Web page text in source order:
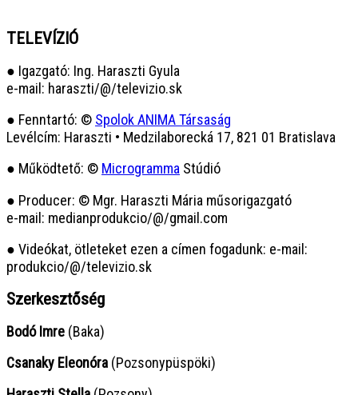
TELEVÍZIÓ
● Igazgató: Ing. Haraszti Gyula
e-mail: haraszti/@/televizio.sk
● Fenntartó: © Spolok ANIMA Társaság
Levélcím: Haraszti • Medzilaborecká 17, 821 01 Bratislava
● Működtető: © Microgramma Stúdió
● Producer: © Mgr. Haraszti Mária műsorigazgató
e-mail: medianprodukcio/@/gmail.com
● Videókat, ötleteket ezen a címen fogadunk: e-mail:
produkcio/@/televizio.sk
Szerkesztőség
Bodó Imre (Baka)
Csanaky Eleonóra (Pozsonypüspöki)